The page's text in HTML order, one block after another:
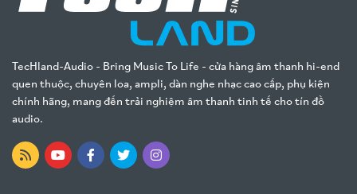
TecHland-Audio - Bring Music To Life - cửa hàng âm thanh hi-end
quen thuộc, chuyên loa, ampli, dàn nghe nhạc cao cấp, phụ kiện
chính hãng, mang đến trải nghiệm âm thanh tinh tế cho tín đồ
audio.